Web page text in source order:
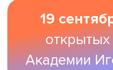
19
Академии